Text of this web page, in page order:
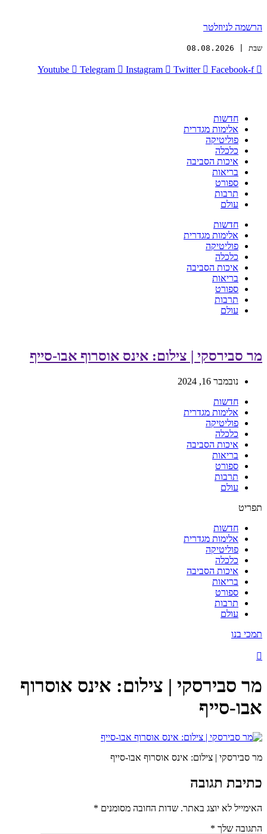
הרשמה לניוזלטר
שבת | 08.08.2026
Youtube Telegram Instagram Twitter Facebook-f
חדשות
אלימות מגדרית
פוליטיקה
כלכלה
איכות הסביבה
בריאות
ספורט
תרבות
עולם
חדשות
אלימות מגדרית
פוליטיקה
כלכלה
איכות הסביבה
בריאות
ספורט
תרבות
עולם
מר סבירסקי | צילום: אינס אוסרוף אבו-סייף
נובמבר 16, 2024
חדשות
אלימות מגדרית
פוליטיקה
כלכלה
איכות הסביבה
בריאות
ספורט
תרבות
עולם
תפריט
חדשות
אלימות מגדרית
פוליטיקה
כלכלה
איכות הסביבה
בריאות
ספורט
תרבות
עולם
תמכי בנו
מר סבירסקי | צילום: אינס אוסרוף
אבו-סייף
מר סבירסקי | צילום: אינס אוסרוף אבו-סייף
כתיבת תגובה
האימייל לא יוצג באתר. שדות החובה מסומנים *
התגובה שלך *